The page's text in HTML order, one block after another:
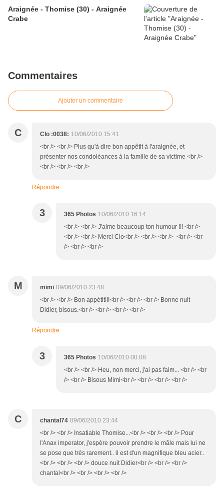
Araignée - Thomise (30) - Araignée
Crabe
Commentaires
Ajouter un commentaire
C Clo :0038: 10/06/2010 15:41
<br /> <br /> Plus qu'à dire bon appêtit à l'araignée, et
présenter nos condoléances à la famille de sa victime <br />
<br /> <br /> <br />
Répondre
3 365 Photos 10/06/2010 16:14
<br /> <br /> J'aime beaucoup ton humour !!! <br />
<br /> <br /> Merci Clo<br /> <br /> <br /> <br /> <br
/> <br /> <br />
M mimi 09/06/2010 23:48
<br /> <br /> Bon appétit!!!<br /> <br /> <br /> Bonne nuit
Didier, bisous.<br /> <br /> <br /> <br />
Répondre
3 365 Photos 10/06/2010 00:08
<br /> <br /> Heu, non merci, j'ai pas faim... <br /> <br
/> <br /> Bisous Mimi<br /> <br /> <br /> <br />
C chantal74 09/06/2010 23:44
<br /> <br /> Insatiable Thomise...<br /> <br /> <br /> Pour
l'Anax imperator, j'espère pouvoir prendre le mâle mais lui ne
se pose que très rarement.. il est d'un magnifique bleu acier..
<br /> <br /> <br /> douce nuit Didier<br /> <br /> <br />
chantal<br /> <br /> <br /> <br />